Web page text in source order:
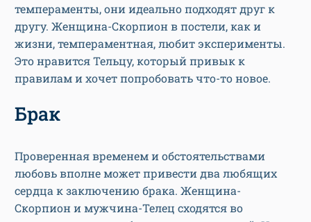
темпераменты, они идеально подходят друг к
другу. Женщина-Скорпион в постели, как и
жизни, темпераментная, любит эксперименты.
Это нравится Тельцу, который привык к
правилам и хочет попробовать что-то новое.
Брак
Проверенная временем и обстоятельствами
любовь вполне может привести два любящих
сердца к заключению брака. Женщина-
Скорпион и мужчина-Телец сходятся во